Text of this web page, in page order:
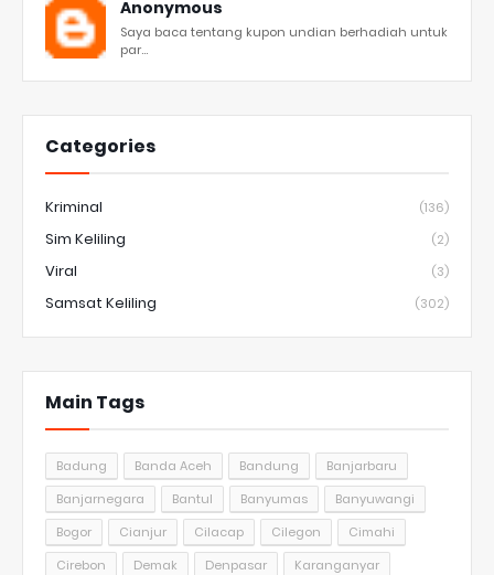
Anonymous
Saya baca tentang kupon undian berhadiah untuk
par...
Categories
Kriminal (136)
Sim Keliling (2)
Viral (3)
Samsat Keliling (302)
Main Tags
Badung Banda Aceh Bandung
Banjarbaru
Banjarnegara
Bantul Banyumas
Banyuwangi
Bogor
Cianjur Cilacap Cilegon
Cimahi
Cirebon
Demak Denpasar
Karanganyar